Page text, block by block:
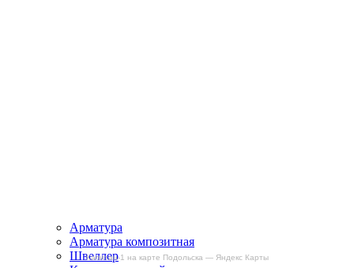
Капитан-1 на карте Подольска — Яндекс Карты
Арматура
Арматура композитная
Швеллер